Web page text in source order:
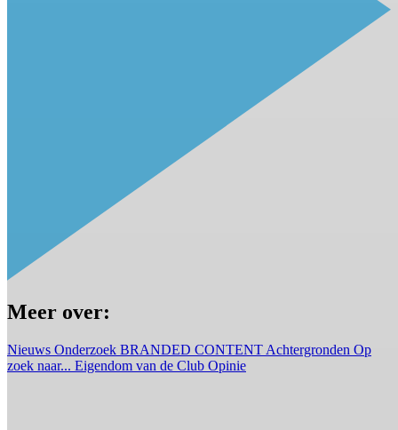
Meer over:
Nieuws Onderzoek BRANDED CONTENT Achtergronden Op
zoek naar... Eigendom van de Club Opinie